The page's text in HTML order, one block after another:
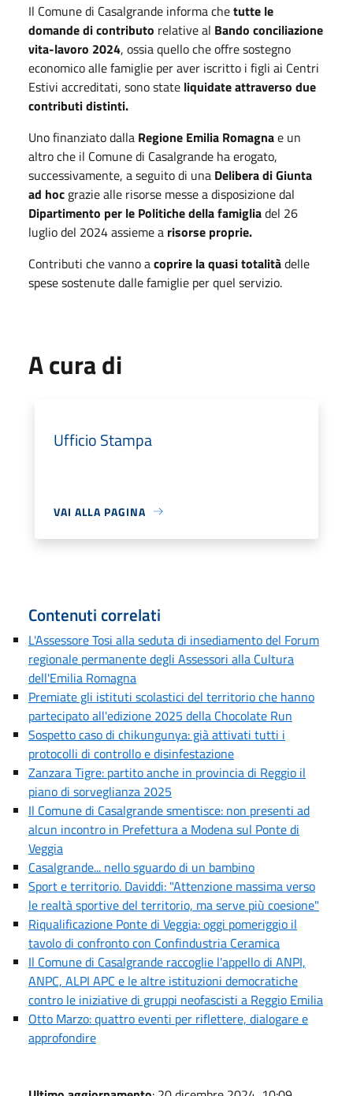
Il Comune di Casalgrande informa chetutte le
domande di contributo relative al Bando conciliazione
vita-lavoro 2024, ossia quello che offre sostegno
economico alle famiglie per aver iscritto i figli ai Centri
Estivi accreditati, sono state liquidate attraverso due
contributi distinti.
Uno finanziato dalla Regione Emilia Romagnae un
altro che il Comune di Casalgrande ha erogato,
successivamente, a seguito di una Delibera di Giunta
ad hoc grazie alle risorse messe a disposizione dal
Dipartimento per le Politiche della famigliadel 26
luglio del 2024 assieme a risorse proprie.
Contributi che vanno acoprire la quasi totalitàdelle
spese sostenute dalle famiglie per quel servizio.
A cura di
Ufficio Stampa
VAI ALLA PAGINA
Contenuti correlati
L'Assessore Tosi alla seduta di insediamento del Forum
regionale permanente degli Assessori alla Cultura
dell'Emilia Romagna
Premiate gli istituti scolastici del territorio che hanno
partecipato all'edizione 2025 della Chocolate Run
Sospetto caso di chikungunya: già attivati tutti i
protocolli di controllo e disinfestazione
Zanzara Tigre: partito anche in provincia di Reggio il
piano di sorveglianza 2025
Il Comune di Casalgrande smentisce: non presenti ad
alcun incontro in Prefettura a Modena sul Ponte di
Veggia
Casalgrande... nello sguardo di un bambino
Sport e territorio. Daviddi: "Attenzione massima verso
le realtà sportive del territorio, ma serve più coesione"
Riqualificazione Ponte di Veggia: oggi pomeriggio il
tavolo di confronto con Confindustria Ceramica
Il Comune di Casalgrande raccoglie l'appello di ANPI,
ANPC, ALPI APC e le altre istituzioni democratiche
contro le iniziative di gruppi neofascisti a Reggio Emilia
Otto Marzo: quattro eventi per riflettere, dialogare e
approfondire